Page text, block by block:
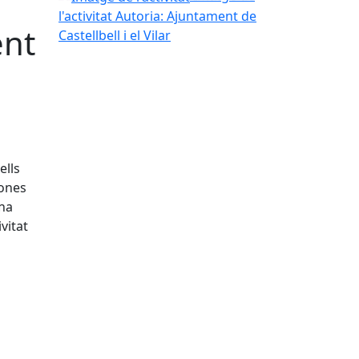
l'activitatAutoria: Ajuntament de
Castellbell i el Vilar